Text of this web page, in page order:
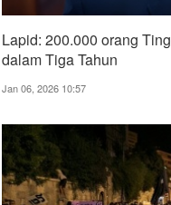
Lapid: 200.000 orang
dalam Tiga Tahun
Jan 06, 2026 10:57